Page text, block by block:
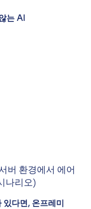
는 AI
버 환경에서 에어
나리오)
있다면, 온프레미